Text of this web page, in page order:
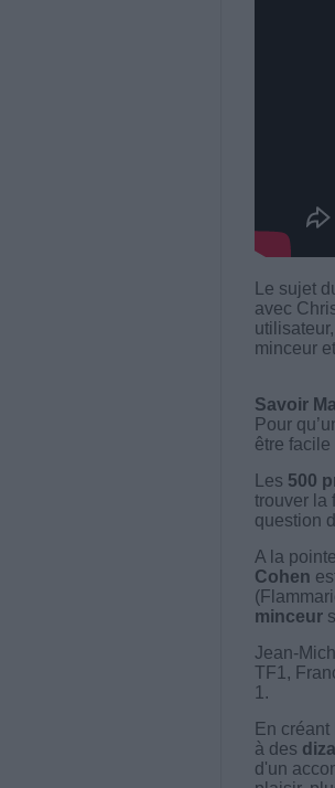
Le sujet
avec
minceur
Savoir
Pour
être
Les 500
trouver la
question
A la
Cohen
minceur
Jean-
TF1,
1.
En
à des
d'un